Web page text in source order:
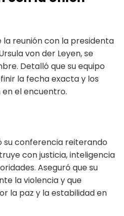
reunión con la presidenta
von der Leyen, se
Detalló que su equipo
la fecha exacta y los
el encuentro.
su conferencia reiterando
con justicia, inteligencia
Aseguró que su
la violencia y que
la paz y la estabilidad en